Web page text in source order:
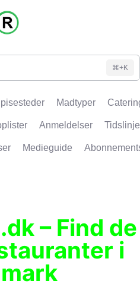
⌘+K
Madtyper
Anmeldelser Tidslinje
Medieguide
– Find de
i